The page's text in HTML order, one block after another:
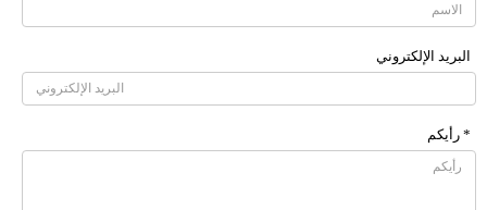
البرید الإلکتروني
* رأیکم